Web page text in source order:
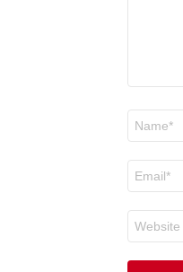
electrónico
*